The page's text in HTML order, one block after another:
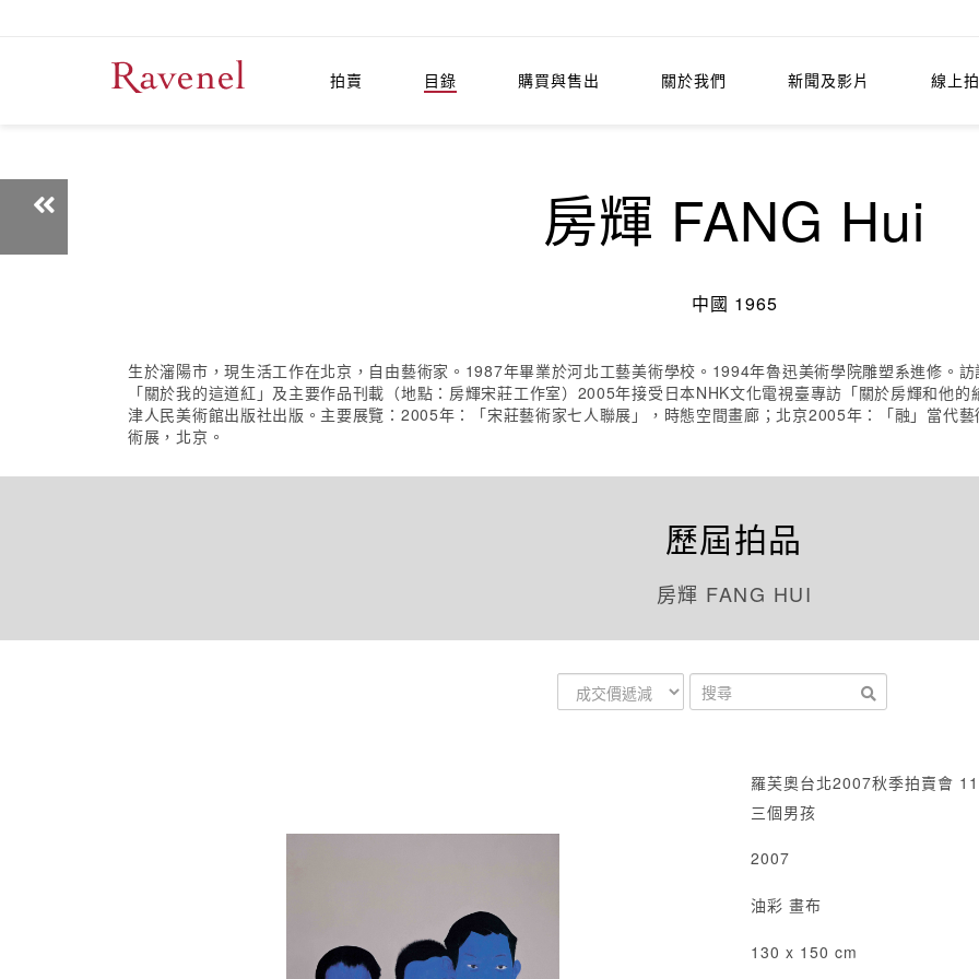
拍賣 目錄 購買與售出 關於我們 新聞及影片 線上
房輝 FANG Hui
中國 1965
生於瀋陽市，現生活工作在北京，自由藝術家。1987年畢業於河北工藝美術學校。1994年魯迅美術學院雕塑系進修。
「關於我的這道紅」及主要作品刊載（地點：房輝宋莊工作室）2005年接受日本NHK文化電視臺專訪「關於房輝和他
津人民美術館出版社出版。主要展覽：2005年：「宋莊藝術家七人聯展」，時態空間畫廊；北京2005年：「融」當代
術展，北京。
歷屆拍品
房輝 FANG HUI
羅芙奧台北2007秋季拍賣會
三個男孩
2007
油彩 畫布
130 x 150 cm